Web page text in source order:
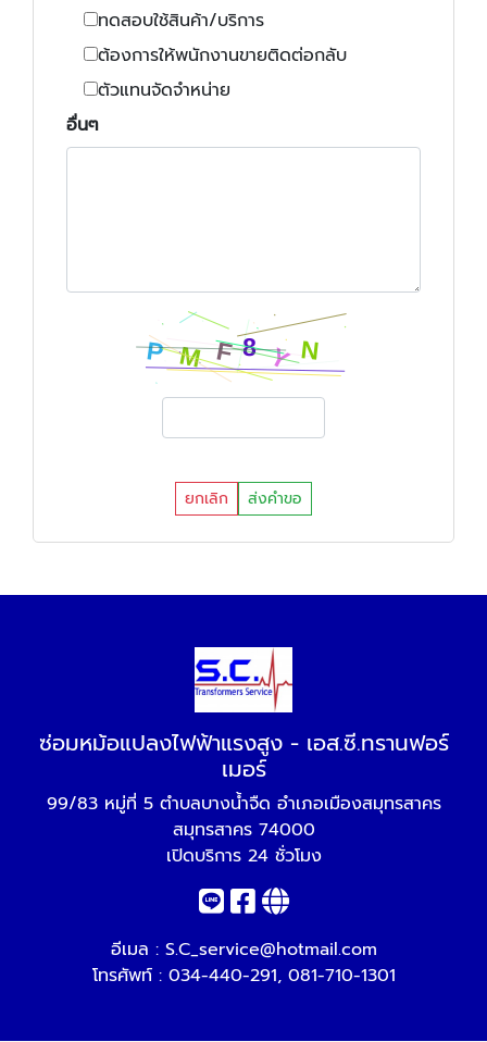
ทดสอบใช้สินค้า/บริการ
ต้องการให้พนักงานขายติดต่อกลับ
ตัวแทนจัดจำหน่าย
อื่นๆ
ยกเลิก ส่งคำขอ
ซ่อมหม้อแปลงไฟฟ้าแรงสูง - เอส.ซี.ทรานฟอร์
เมอร์
99/83 หมู่ที่ 5 ตำบลบางน้ำจืด อำเภอเมืองสมุทรสาคร
สมุทรสาคร 74000
เปิดบริการ 24 ชั่วโมง
อีเมล : S.C_service@hotmail.com
โทรศัพท์ : 034-440-291, 081-710-1301